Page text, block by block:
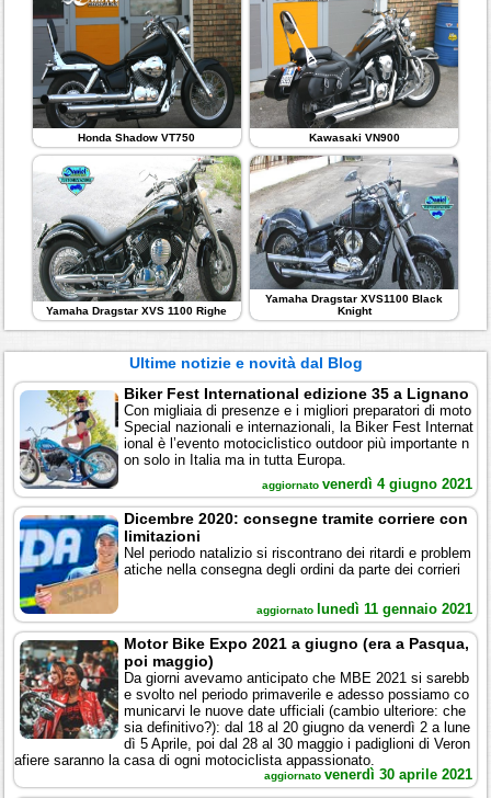
Honda Shadow VT750 Kawasaki VN900
Yamaha Dragstar XVS 1100 Righe
Yamaha Dragstar XVS1100 Black
Knight
Ultime notizie e novità dal Blog
Biker Fest International edizione 35 a Lignano
Con migliaia di presenze e i migliori preparatori di moto
Special nazionali e internazionali, la Biker Fest Internat
ional è l’evento motociclistico outdoor più importante n
on solo in Italia ma in tutta Europa.
aggiornato venerdì 4 giugno 2021
Dicembre 2020: consegne tramite corriere con
limitazioni
Nel periodo natalizio si riscontrano dei ritardi e problem
atiche nella consegna degli ordini da parte dei corrieri
aggiornato lunedì 11 gennaio 2021
Motor Bike Expo 2021 a giugno (era a Pasqua,
poi maggio)
Da giorni avevamo anticipato che MBE 2021 si sarebb
e svolto nel periodo primaverile e adesso possiamo co
municarvi le nuove date ufficiali (cambio ulteriore: che
sia definitivo?): dal 18 al 20 giugno da venerdì 2 a lune
dì 5 Aprile, poi dal 28 al 30 maggio i padiglioni di Veron
afiere saranno la casa di ogni motociclista appassionato.
aggiornato venerdì 30 aprile 2021